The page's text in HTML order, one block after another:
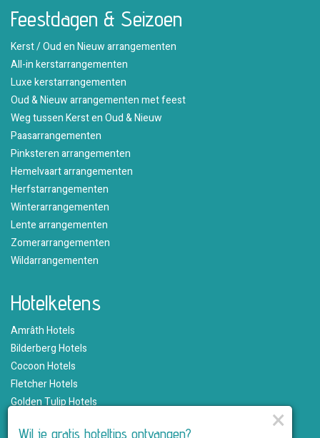
Feestdagen & Seizoen
Kerst / Oud en Nieuw arrangementen
All-in kerstarrangementen
Luxe kerstarrangementen
Oud & Nieuw arrangementen met feest
Weg tussen Kerst en Oud & Nieuw
Paasarrangementen
Pinksteren arrangementen
Hemelvaart arrangementen
Herfstarrangementen
Winterarrangementen
Lente arrangementen
Zomerarrangementen
Wildarrangementen
Hotelketens
Amrâth Hotels
Bilderberg Hotels
Cocoon Hotels
Fletcher Hotels
Golden Tulip Hotels
×
Wil je gratis hoteltips ontvangen?